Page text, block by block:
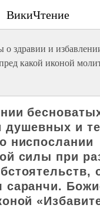
ВикиЧтение
здравии и
какой иконой
душевных и
ниспослании
силы при
саранчи.